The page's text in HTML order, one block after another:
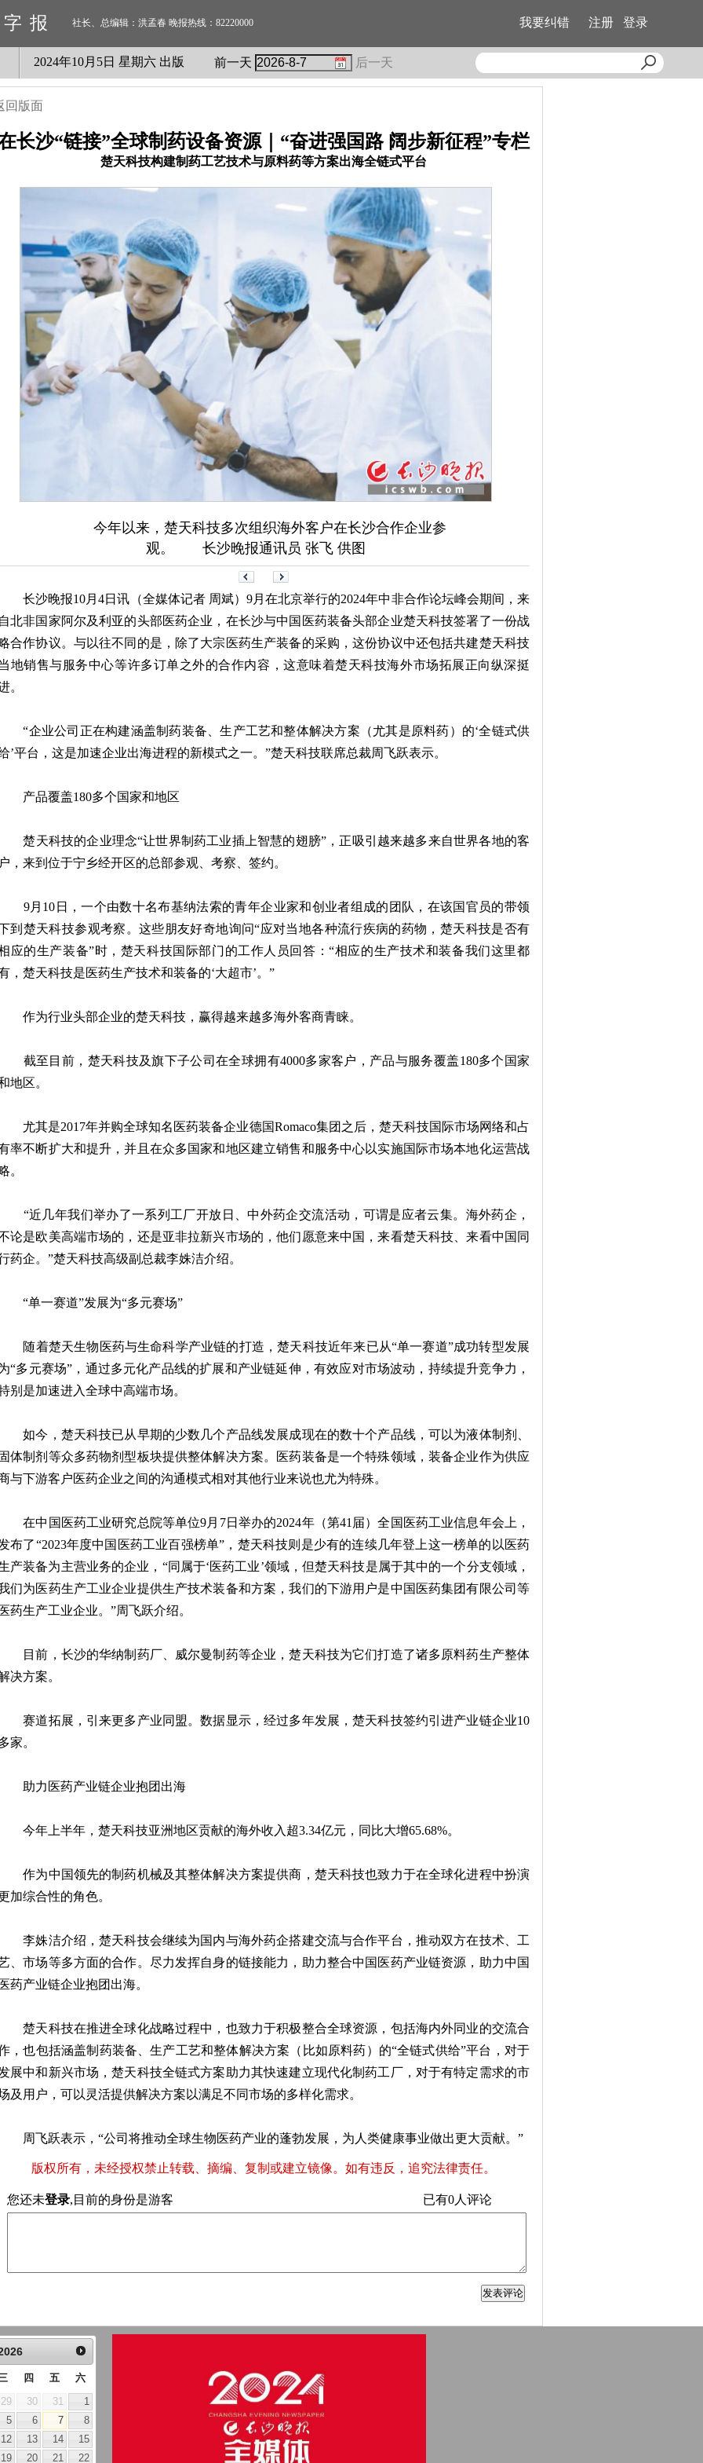
报 社长、总编辑：洪孟春 晚报热线：82220000 我要纠错 注册 登录
2024年10月 5日 星期六 出版 前一天 后一天
回版面
长沙“链接”全球制药设备资源｜“奋进强国路 阔步新征程”专栏
楚天科技构建制药工艺技术与原料药等方案出海全链式平台
今年以来，楚天科技多次组织海外客户在长沙合作企业参
观。 长沙晚报通讯员 张飞 供图
长沙晚报10月4日讯（全媒体记者 周斌）9月在北京举行的2024年中非合作论坛峰会期间，来
自北非国家阿尔及利亚的头部医药企业，在长沙与中国医药装备头部企业楚天科技签署了一份战
合作协议。与以往不同的是，除了大宗医药生产装备的采购，这份协议中还包括共建楚天科技
地销售与服务中心等许多订单之外的合作内容，这意味着楚天科技海外市场拓展正向纵深挺
。
“企业公司正在构建涵盖制药装备、生产工艺和整体解决方案（尤其是原料药）的‘全链式供
’平台，这是加速企业出海进程的新模式之一。”楚天科技联席总裁周飞跃表示。
产品覆盖180多个国家和地区
楚天科技的企业理念“让世界制药工业插上智慧的翅膀”，正吸引越来越多来自世界各地的客
户，来到位于宁乡经开区的总部参观、考察、签约。
9月10日，一个由数十名布基纳法索的青年企业家和创业者组成的团队，在该国官员的带领
到楚天科技参观考察。这些朋友好奇地询问“应对当地各种流行疾病的药物，楚天科技是否有
应的生产装备”时，楚天科技国际部门的工作人员回答：“相应的生产技术和装备我们这里都
，楚天科技是医药生产技术和装备的‘大超市’。”
作为行业头部企业的楚天科技，赢得越来越多海外客商青睐。
截至目前，楚天科技及旗下子公司在全球拥有4000多家客户，产品与服务覆盖180多个国家
地区。
尤其是2017年并购全球知名医药装备企业德国Romaco集团之后，楚天科技国际市场网络和占
率不断扩大和提升，并且在众多国家和地区建立销售和服务中心以实施国际市场本地化运营战
。
“近几年我们举办了一系列工厂开放日、中外药企交流活动，可谓是应者云集。海外药企，
论是欧美高端市场的，还是亚非拉新兴市场的，他们愿意来中国，来看楚天科技、来看中国同
药企。”楚天科技高级副总裁李姝洁介绍。
“单一赛道”发展为“多元赛场”
随着楚天生物医药与生命科学产业链的打造，楚天科技近年来已从“单一赛道”成功转型发展
“多元赛场”，通过多元化产品线的扩展和产业链延伸，有效应对市场波动，持续提升竞争力，
别是加速进入全球中高端市场。
如今，楚天科技已从早期的少数几个产品线发展成现在的数十个产品线，可以为液体制剂、
固体制剂等众多药物剂型板块提供整体解决方案。医药装备是一个特殊领域，装备企业作为供应
与下游客户医药企业之间的沟通模式相对其他行业来说也尤为特殊。
在中国医药工业研究总院等单位9月7日举办的2024年（第41届）全国医药工业信息年会上，
布了“2023年度中国医药工业百强榜单”，楚天科技则是少有的连续几年登上这一榜单的以医药
产装备为主营业务的企业，“同属于‘医药工业’领域，但楚天科技是属于其中的一个分支领域，
们为医药生产工业企业提供生产技术装备和方案，我们的下游用户是中国医药集团有限公司等
医药生产工业企业。”周飞跃介绍。
目前，长沙的华纳制药厂、威尔曼制药等企业，楚天科技为它们打造了诸多原料药生产整体
决方案。
赛道拓展，引来更多产业同盟。数据显示，经过多年发展，楚天科技签约引进产业链企业10
家。
助力医药产业链企业抱团出海
今年上半年，楚天科技亚洲地区贡献的海外收入超3.34亿元，同比大增65.68%。
作为中国领先的制药机械及其整体解决方案提供商，楚天科技也致力于在全球化进程中扮演
加综合性的角色。
李姝洁介绍，楚天科技会继续为国内与海外药企搭建交流与合作平台，推动双方在技术、工
、市场等多方面的合作。尽力发挥自身的链接能力，助力整合中国医药产业链资源，助力中国
医药产业链企业抱团出海。
楚天科技在推进全球化战略过程中，也致力于积极整合全球资源，包括海内外同业的交流合
，也包括涵盖制药装备、生产工艺和整体解决方案（比如原料药）的“全链式供给”平台，对于
展中和新兴市场，楚天科技全链式方案助力其快速建立现代化制药工厂，对于有特定需求的市
及用户，可以灵活提供解决方案以满足不同市场的多样化需求。
周飞跃表示，“公司将推动全球生物医药产业的蓬勃发展，为人类健康事业做出更大贡献。”
版权所有，未经授权禁止转载、摘编、复制或建立镜像。如有违反，追究法律责任。
您还未登录,目前的身份是游客 已有0人评论
四 五 六
29 30 31
1
5 6 7
8
12 13 14
15
19 20 21 22